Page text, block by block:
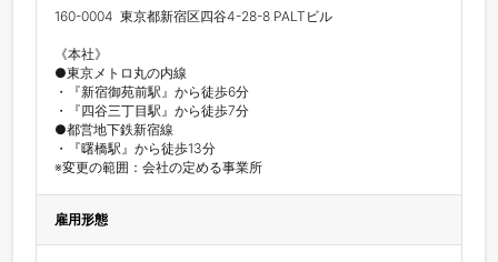
160-0004  東京都新宿区四谷4-28-8 PALTビル
《本社》
●東京メトロ丸の内線
・『新宿御苑前駅』から徒歩6分
・『四谷三丁目駅』から徒歩7分
●都営地下鉄新宿線
・『曙橋駅』から徒歩13分
※変更の範囲：会社の定める事業所
雇用形態